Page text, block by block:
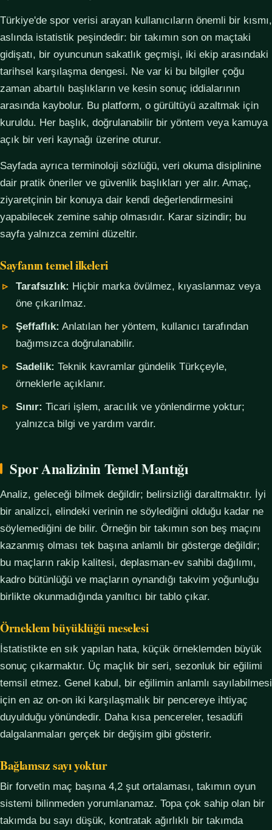
Türkiye'de spor verisi arayan kullanıcıların önemli bir kısmı,
aslında istatistik peşindedir: bir takımın son on maçtaki
gidişatı, bir oyuncunun sakatlık geçmişi, iki ekip arasındaki
tarihsel karşılaşma dengesi. Ne var ki bu bilgiler çoğu
zaman abartılı başlıkların ve kesin sonuç iddialarının
arasında kaybolur. Bu platform, o gürültüyü azaltmak için
kuruldu. Her başlık, doğrulanabilir bir yöntem veya kamuya
açık bir veri kaynağı üzerine oturur.
Sayfada ayrıca terminoloji sözlüğü, veri okuma disiplinine
dair pratik öneriler ve güvenlik başlıkları yer alır. Amaç,
ziyaretçinin bir konuya dair kendi değerlendirmesini
yapabilecek zemine sahip olmasıdır. Karar sizindir; bu
sayfa yalnızca zemini düzeltir.
Sayfanın temel ilkeleri
Tarafsızlık: Hiçbir marka övülmez, kıyaslanmaz veya
öne çıkarılmaz.
Şeffaflık: Anlatılan her yöntem, kullanıcı tarafından
bağımsızca doğrulanabilir.
Sadelik: Teknik kavramlar gündelik Türkçeyle,
örneklerle açıklanır.
Sınır: Ticari işlem, aracılık ve yönlendirme yoktur;
yalnızca bilgi ve yardım vardır.
Spor Analizinin Temel Mantığı
Analiz, geleceği bilmek değildir; belirsizliği daraltmaktır. İyi
bir analizci, elindeki verinin ne söylediğini olduğu kadar ne
söylemediğini de bilir. Örneğin bir takımın son beş maçını
kazanmış olması tek başına anlamlı bir gösterge değildir;
bu maçların rakip kalitesi, deplasman-ev sahibi dağılımı,
kadro bütünlüğü ve maçların oynandığı takvim yoğunluğu
birlikte okunmadığında yanıltıcı bir tablo çıkar.
Örneklem büyüklüğü meselesi
İstatistikte en sık yapılan hata, küçük örneklemden büyük
sonuç çıkarmaktır. Üç maçlık bir seri, sezonluk bir eğilimi
temsil etmez. Genel kabul, bir eğilimin anlamlı sayılabilmesi
için en az on-on iki karşılaşmalık bir pencereye ihtiyaç
duyulduğu yönündedir. Daha kısa pencereler, tesadüfi
dalgalanmaları gerçek bir değişim gibi gösterir.
Bağlamsız sayı yoktur
Bir forvetin maç başına 4,2 şut ortalaması, takımın oyun
sistemi bilinmeden yorumlanamaz. Topa çok sahip olan bir
takımda bu sayı düşük, kontratak ağırlıklı bir takımda